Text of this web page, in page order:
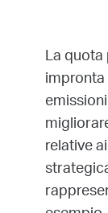
La
relative